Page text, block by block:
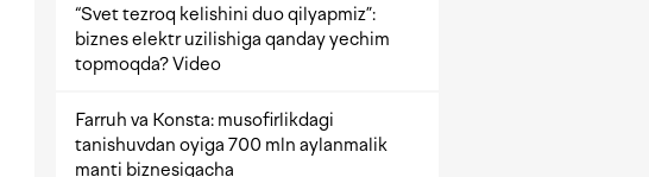
“Svet tezroq kelishini duo qilyapmiz”:
biznes elektr uzilishiga qanday yechim
topmoqda? Video
Farruh va Konsta: musofirlikdagi
tanishuvdan oyiga 700 mln aylanmalik
manti biznesigacha